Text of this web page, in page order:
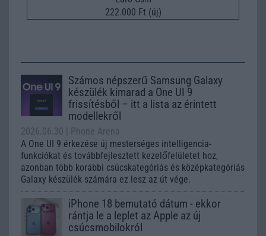
222.000 Ft (új)
Számos népszerű Samsung Galaxy
készülék kimarad a One UI 9
frissítésből – itt a lista az érintett
modellekről
2026.06.30
| Phone Arena
A One UI 9 érkezése új mesterséges intelligencia-
funkciókat és továbbfejlesztett kezelőfelületet hoz,
azonban több korábbi csúcskategóriás és középkategóriás
Galaxy készülék számára ez lesz az út vége.
iPhone 18 bemutató dátum - ekkor
rántja le a leplet az Apple az új
csúcsmobilokról